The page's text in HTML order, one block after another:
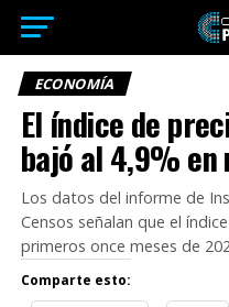
ECONOMÍA
El índice de
bajó al 4,9% en
Los datos del informe de
Censos señalan que el
primeros once meses de
Comparte esto: